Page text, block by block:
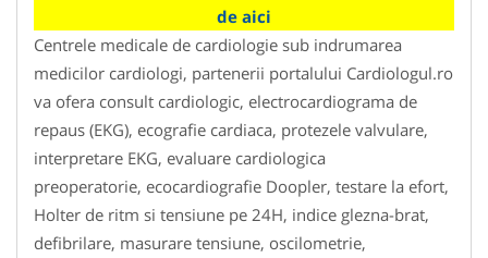
de aici
Centrele medicale de cardiologie sub indrumarea
medicilor cardiologi, partenerii portalului Cardiologul.ro
va ofera consult cardiologic, electrocardiograma de
repaus (EKG), ecografie cardiaca, protezele valvulare,
interpretare EKG, evaluare cardiologica
preoperatorie, ecocardiografie Doopler, testare la efort,
Holter de ritm si tensiune pe 24H, indice glezna-brat,
defibrilare, masurare tensiune, oscilometrie,